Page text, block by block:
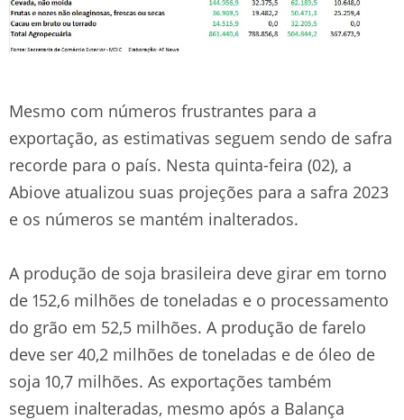
Mesmo com números frustrantes para a
exportação, as estimativas seguem sendo de safra
recorde para o país. Nesta quinta-feira (02), a
Abiove atualizou suas projeções para a safra 2023
e os números se mantém inalterados.
A produção de soja brasileira deve girar em torno
de 152,6 milhões de toneladas e o processamento
do grão em 52,5 milhões. A produção de farelo
deve ser 40,2 milhões de toneladas e de óleo de
soja 10,7 milhões. As exportações também
seguem inalteradas, mesmo após a Balança